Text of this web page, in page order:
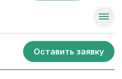
Оставить заявку